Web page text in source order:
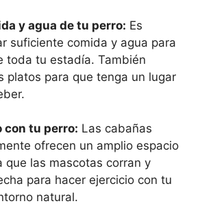
y agua de tu perro: Es
suficiente comida y agua para
toda tu estadía. También
platos para que tenga un lugar
con tu perro: Las cabañas
ofrecen un amplio espacio
que las mascotas corran y
para hacer ejercicio con tu
natural.